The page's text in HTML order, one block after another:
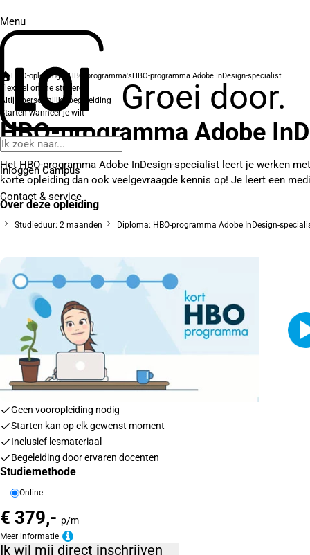
Menu
Groei door.
Inloggen Campus
Contact & service
HBO-opleidingenHBO-programma'sHBO-programma Adobe InDesign-specialist
Flexibel online studeren
Altijd persoonlijke begeleiding
Starten wanneer je wilt
HBO-programma Adobe
Het HBO-programma Adobe InDesign-specialist leert je werken
korte opleiding dan ook veelgevraagde kennis op! Je leert een
Over deze opleiding
Studieduur: 2 maanden Diploma: HBO-programma Adobe InDesign-
Geen vooropleiding nodig
Starten kan op elk gewenst moment
Inclusief lesmateriaal
Begeleiding door ervaren docenten
Studiemethode
Online
€ 379,- p/m
Meer informatie
Ik wil mij direct inschrijven